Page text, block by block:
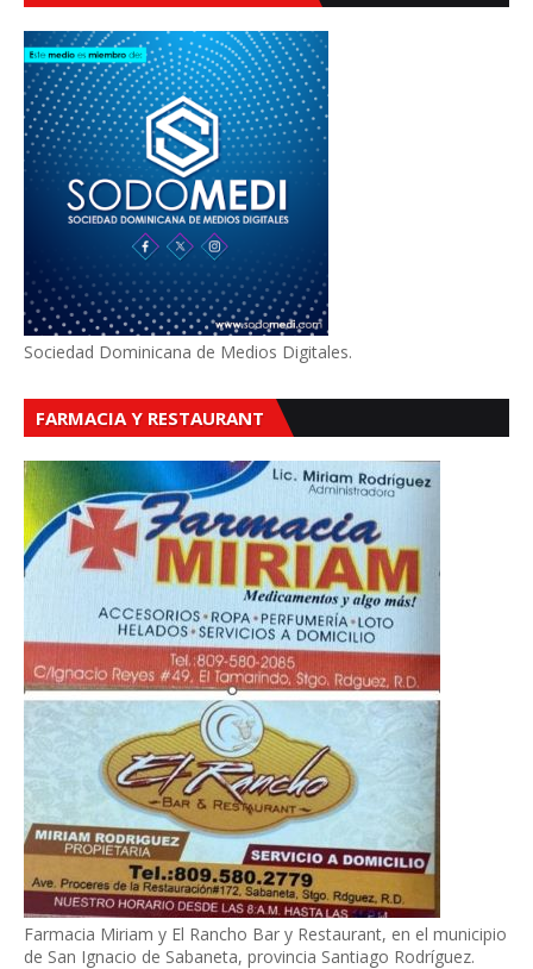
Sociedad Dominicana de Medios Digitales.
FARMACIA Y RESTAURANT
Farmacia Miriam y El Rancho Bar y Restaurant, en el municipio
de San Ignacio de Sabaneta, provincia Santiago Rodríguez.